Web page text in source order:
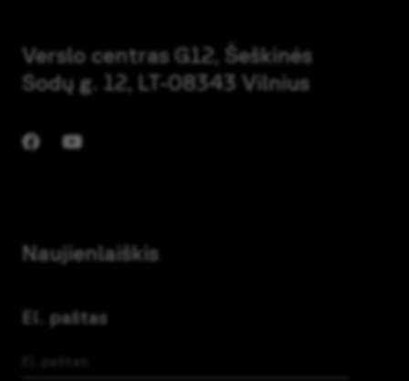
Verslo centras G12, Šeškinės
Sodų g. 12, LT-08343 Vilnius
Naujienlaiškis
El. paštas